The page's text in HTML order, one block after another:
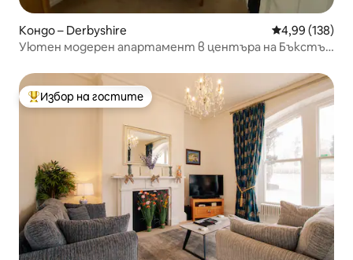
Кондо – Derbyshire Средна
4,99 (138)
Уютен модерен апартамент в центъра на Бъкстън
Най-популярен избор на гостите
Избор на гостите